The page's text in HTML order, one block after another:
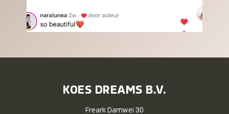
KOES DREAMS B.V.
Freark Damwei 30